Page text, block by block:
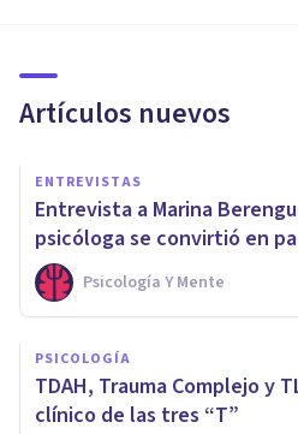
Artículos nuevos
ENTREVISTAS
Entrevista a Marina
psicóloga se convirtió en
Psicología Y Mente
PSICOLOGÍA
TDAH, Trauma Complejo y
clínico de las tres “T”